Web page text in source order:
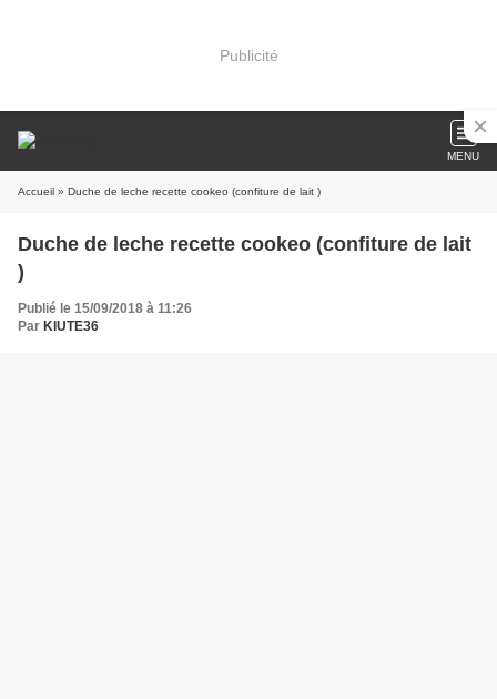
Publicité
MENU
Accueil » Duche de leche recette cookeo (confiture de lait )
Duche de leche recette cookeo (confiture de lait
)
Publié le 15/09/2018 à 11:26
Par KIUTE36